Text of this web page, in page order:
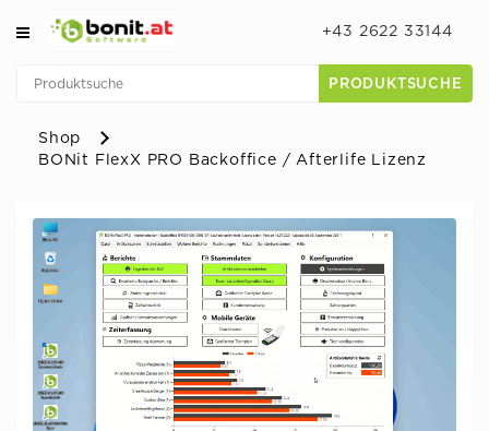
+43 2622 33144
PRODUKTSUCHE
Shop
BONit FlexX PRO Backoffice / Afterlife Lizenz